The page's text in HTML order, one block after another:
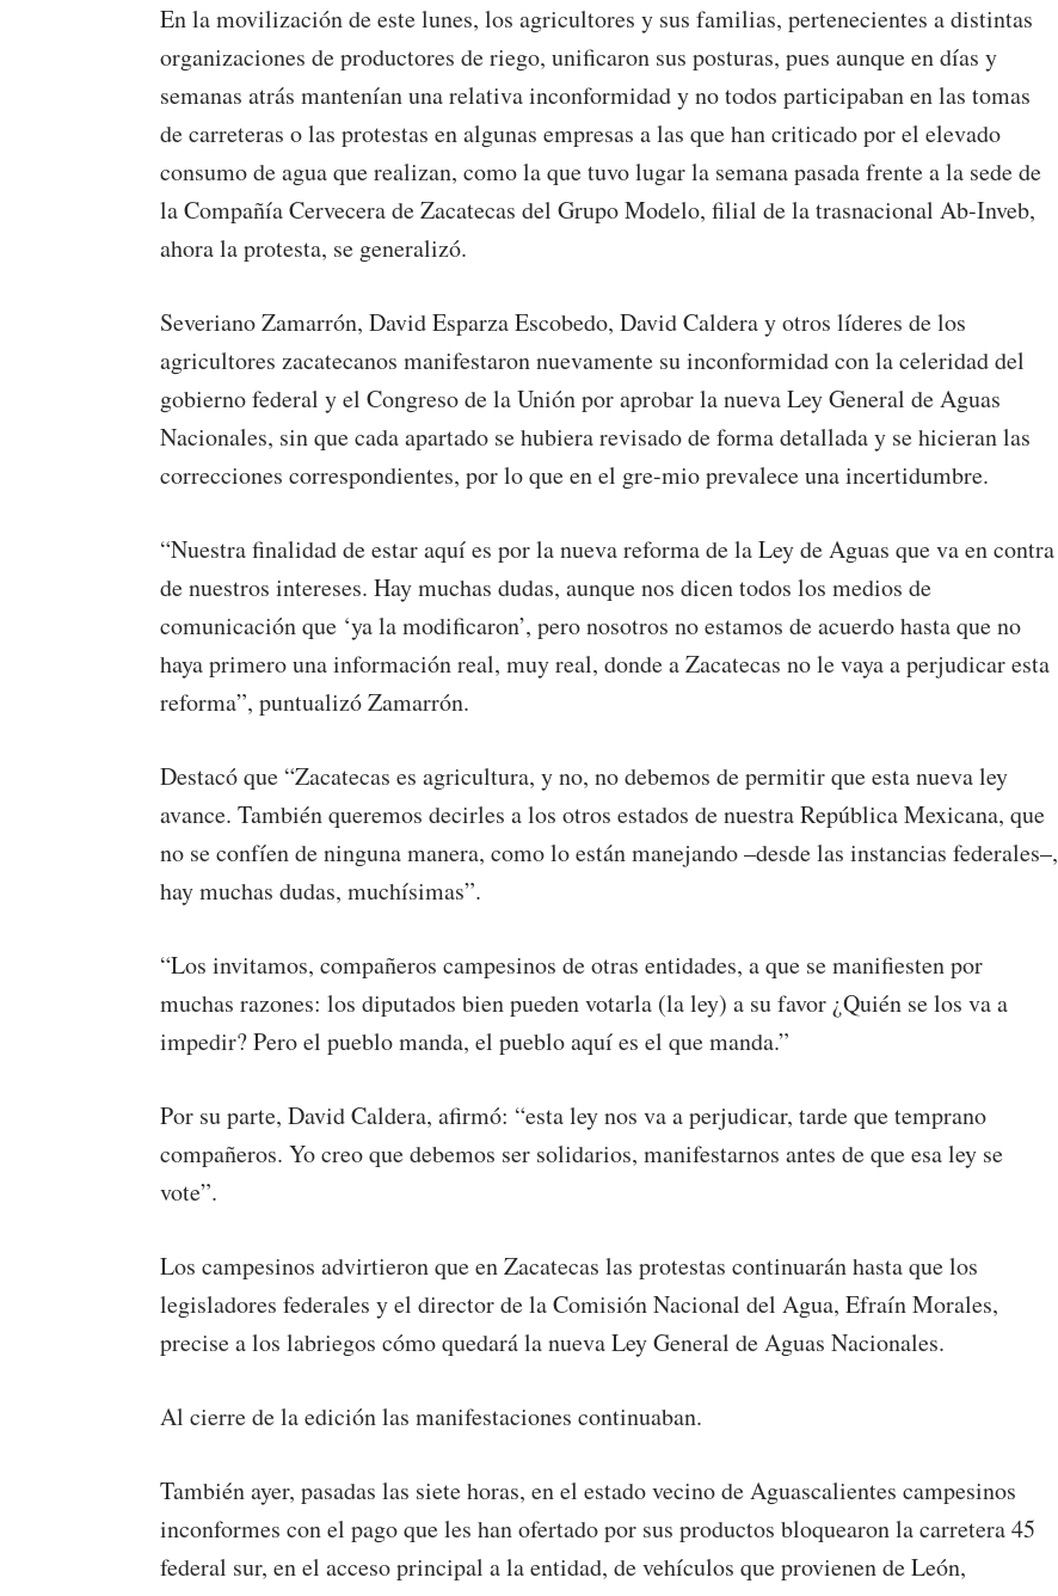
En la movilización de este lunes, los agricultores y sus familias, pertenecientes a distintas
organizaciones de productores de riego, unificaron sus posturas, pues aunque en días y
semanas atrás mantenían una relativa inconformidad y no todos participaban en las tomas
de carreteras o las protestas en algunas empresas a las que han criticado por el elevado
consumo de agua que realizan, como la que tuvo lugar la semana pasada frente a la sede de
la Compañía Cervecera de Zacatecas del Grupo Modelo, filial de la trasnacional Ab-Inveb,
ahora la protesta, se generalizó.
Severiano Zamarrón, David Esparza Escobedo, David Caldera y otros líderes de los
agricultores zacatecanos manifestaron nuevamente su inconformidad con la celeridad del
gobierno federal y el Congreso de la Unión por aprobar la nueva Ley General de Aguas
Nacionales, sin que cada apartado se hubiera revisado de forma detallada y se hicieran las
correcciones correspondientes, por lo que en el gre-mio prevalece una incertidumbre.
“Nuestra finalidad de estar aquí es por la nueva reforma de la Ley de Aguas que va en contra
de nuestros intereses. Hay muchas dudas, aunque nos dicen todos los medios de
comunicación que ‘ya la modificaron’, pero nosotros no estamos de acuerdo hasta que no
haya primero una información real, muy real, donde a Zacatecas no le vaya a perjudicar esta
reforma”, puntualizó Zamarrón.
Destacó que “Zacatecas es agricultura, y no, no debemos de permitir que esta nueva ley
avance. También queremos decirles a los otros estados de nuestra República Mexicana, que
no se confíen de ninguna manera, como lo están manejando –desde las instancias federales–,
hay muchas dudas, muchísimas”.
“Los invitamos, compañeros campesinos de otras entidades, a que se manifiesten por
muchas razones: los diputados bien pueden votarla (la ley) a su favor ¿Quién se los va a
impedir? Pero el pueblo manda, el pueblo aquí es el que manda.”
Por su parte, David Caldera, afirmó: “esta ley nos va a perjudicar, tarde que temprano
compañeros. Yo creo que debemos ser solidarios, manifestarnos antes de que esa ley se
vote”.
Los campesinos advirtieron que en Zacatecas las protestas continuarán hasta que los
legisladores federales y el director de la Comisión Nacional del Agua, Efraín Morales,
precise a los labriegos cómo quedará la nueva Ley General de Aguas Nacionales.
Al cierre de la edición las manifestaciones continuaban.
También ayer, pasadas las siete horas, en el estado vecino de Aguascalientes campesinos
inconformes con el pago que les han ofertado por sus productos bloquearon la carretera 45
federal sur, en el acceso principal a la entidad, de vehículos que provienen de León,